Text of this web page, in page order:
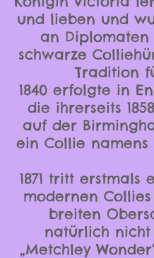
und lieben und
an Diplomaten
schwarze
Tradition
1840 erfolgte in
die ihrerseits
auf der
ein Collie namens
1871 tritt
modernen
breiten
natürlich
„Metchley